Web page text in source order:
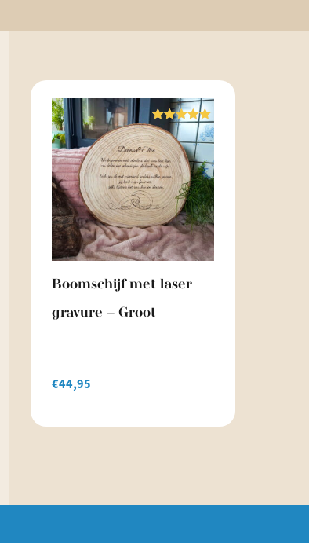
Boomschijf met laser
gravure – Groot
Waardering
5.00
uit 5
€44,95